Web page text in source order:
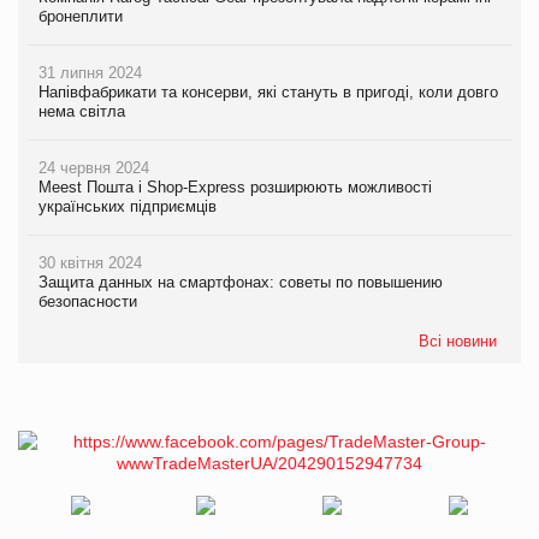
бронеплити
31 липня 2024
Напівфабрикати та консерви, які стануть в пригоді, коли довго
нема світла
24 червня 2024
Meest Пошта і Shop-Express розширюють можливості
українських підприємців
30 квітня 2024
Защита данных на смартфонах: советы по повышению
безопасности
Всі новини